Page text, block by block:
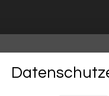
Newsletter an
AUF